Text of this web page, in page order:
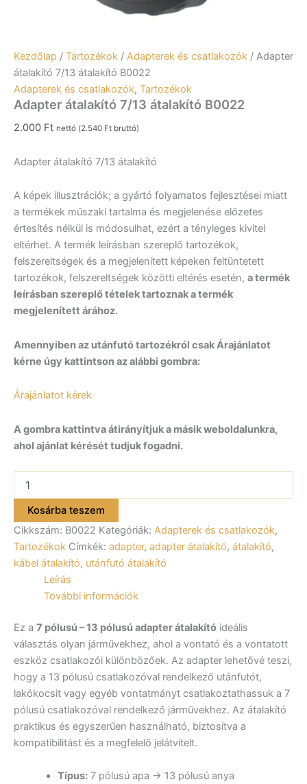
Kezdőlap / Tartozékok / Adapterek és csatlakozók / Adapter
átalakító 7/13 átalakító B0022
Adapterek és csatlakozók, Tartozékok
Adapter átalakító 7/13 átalakító B0022
2.000 Ft nettó (2.540 Ft bruttó)
Adapter átalakító 7/13 átalakító
A képek illusztrációk; a gyártó folyamatos fejlesztései miatt
a termékek műszaki tartalma és megjelenése előzetes
értesítés nélkül is módosulhat, ezért a tényleges kivitel
eltérhet. A termék leírásban szereplő tartozékok,
felszereltségek és a megjelenített képeken feltüntetett
tartozékok, felszereltségek közötti eltérés esetén, a termék
leírásban szereplő tételek tartoznak a termék
megjelenített árához.
Amennyiben az utánfutó tartozékról csak Árajánlatot
kérne úgy kattintson az alábbi gombra:
Árajánlatot kérek
A gombra kattintva átirányítjuk a másik weboldalunkra,
ahol ajánlat kérését tudjuk fogadni.
átalakító
7/13
átalakító
B0022
mennyiség
Kosárba teszem
Cikkszám: B0022 Kategóriák: Adapterek és csatlakozók,
Tartozékok Címkék: adapter, adapter átalakító, átalakító,
kábel átalakító, utánfutó átalakító
Leírás
További információk
Ez a 7 pólusú – 13 pólusú adapter átalakító ideális
választás olyan járművekhez, ahol a vontató és a vontatott
eszköz csatlakozói különbözőek. Az adapter lehetővé teszi,
hogy a 13 pólusú csatlakozóval rendelkező utánfutót,
lakókocsit vagy egyéb vontatmányt csatlakoztathassuk a 7
pólusú csatlakozóval rendelkező járművekhez. Az átalakító
praktikus és egyszerűen használható, biztosítva a
kompatibilitást és a megfelelő jelátvitelt.
Típus:7 pólusú apa -> 13 pólusú anya